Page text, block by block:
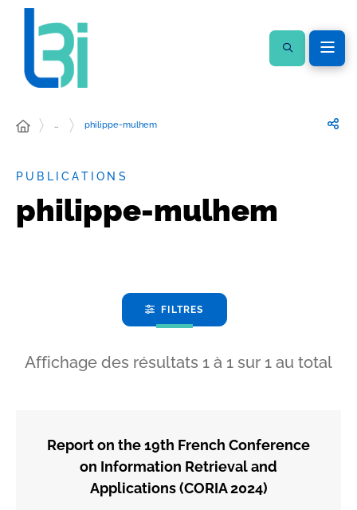
… philippe-mulhem
PUBLICATIONS
philippe-mulhem
FILTRES
Affichage des résultats 1 à 1 sur 1 au total
Report on the 19th French Conference
on Information Retrieval and
Applications (CORIA 2024)